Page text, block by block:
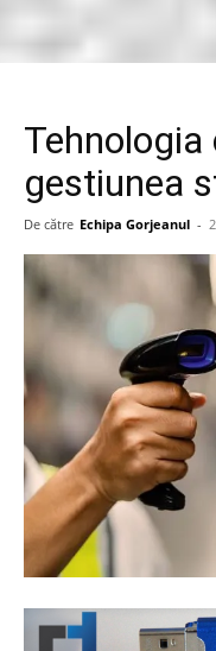
gestiunea
De către Echipa Gorjeanul -